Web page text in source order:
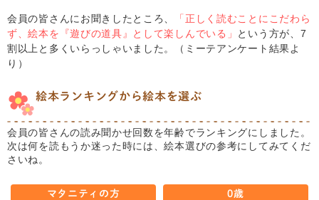
会員の皆さんにお聞きしたところ、
「正しく読むことにこだわら
ず、絵本を『遊びの道具』として楽しんでいる」 という方が、7
割以上と多くいらっしゃいました。（ミーテアンケート結果よ
り）
絵本ランキングから絵本を選ぶ
会員の皆さんの読み聞かせ回数を年齢でランキングにしました。
次は何を読もうか迷った時には、絵本選びの参考にしてみてくだ
さいね。
マタニティの方 0歳